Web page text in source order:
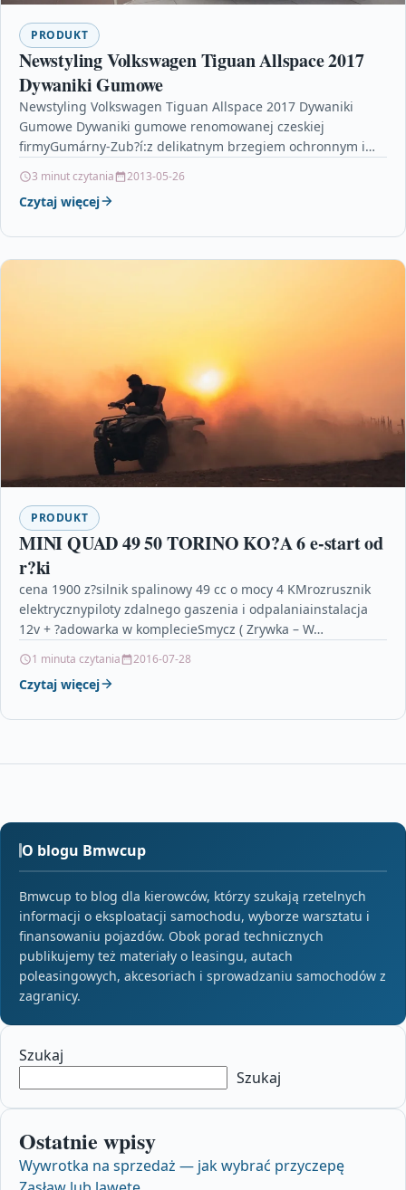
PRODUKT
Newstyling Volkswagen Tiguan Allspace 2017
Dywaniki Gumowe
Newstyling Volkswagen Tiguan Allspace 2017 Dywaniki
Gumowe Dywaniki gumowe renomowanej czeskiej
firmyGumárny-Zub?í:z delikatnym brzegiem ochronnym i
gumowe DOMA: 221242Mocowania: STOPERY…
3 minut czytania 2013-05-26
Czytaj więcej
PRODUKT
MINI QUAD 49 50 TORINO KO?A 6 e-start od
r?ki
cena 1900 z?silnik spalinowy 49 cc o mocy 4 KMrozrusznik
elektrycznypiloty zdalnego gaszenia i odpalaniainstalacja
12v + ?adowarka w komplecieSmycz ( Zrywka – W…
1 minuta czytania 2016-07-28
Czytaj więcej
O blogu Bmwcup
Bmwcup to blog dla kierowców, którzy szukają rzetelnych
informacji o eksploatacji samochodu, wyborze warsztatu i
finansowaniu pojazdów. Obok porad technicznych
publikujemy też materiały o leasingu, autach
poleasingowych, akcesoriach i sprowadzaniu samochodów z
zagranicy.
Szukaj
Szukaj
Ostatnie wpisy
Wywrotka na sprzedaż — jak wybrać przyczepę